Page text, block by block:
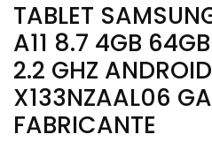
TABLET
A11 8.7 4GB
2.2 GHZ
X133NZAAL06
FABRICANTE